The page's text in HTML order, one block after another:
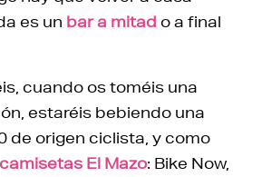
es un bar a mitad o a final
cuando os toméis una
estaréis bebiendo una
de origen ciclista, y como
camisetas El Mazo: Bike Now,